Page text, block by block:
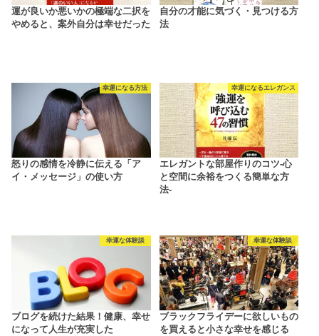
運が良いか悪いかの極端な二択を
やめると、案外自分は幸せだった
自分の才能に気づく・見つける方
法
幸運になる方法
怒りの感情を冷静に伝える「ア
イ・メッセージ」の使い方
幸運になるエレガンス
エレガントな部屋作りのコツ-心
と空間に余裕をつくる簡単な方
法-
幸運な体験談
ブログを続けた結果！健康、幸せ
になって人生が充実した
幸運な体験談
ブラックフライデーに欲しいもの
を買えると小さな幸せを感じる